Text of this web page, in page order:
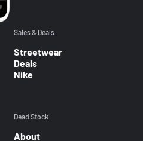
Sales & Deals
Streetwear
Deals
Nike
Dead Stock
About